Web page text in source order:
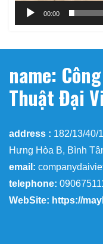
00:00
name:
Thuật Đại
address : 182/13/40/
Hưng Hòa B, Bình
email:
telephone:
WebSite: https://